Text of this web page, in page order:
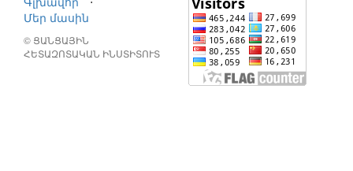
Մեր մասին
© ՑԱՆՑԱՅԻՆ
ՀԵՏԱԶՈՏԱԿԱՆ ԻՆՍՏԻՏՈՒՏ